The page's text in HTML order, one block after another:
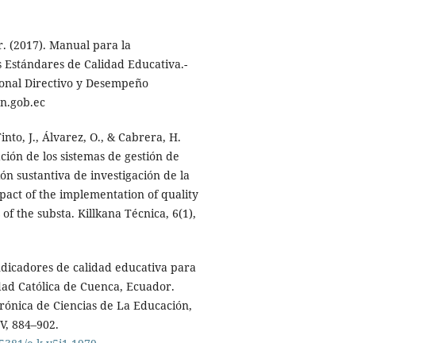
(2017). Manual para la
de Calidad Educativa.-
Directivo y Desempeño
J., Álvarez, O., & Cabrera, H.
de los sistemas de gestión de
sustantiva de investigación de la
of the implementation of quality
the substa. Killkana Técnica, 6(1),
de calidad educativa para
Católica de Cuenca, Ecuador.
de Ciencias de La Educación,
884–902.